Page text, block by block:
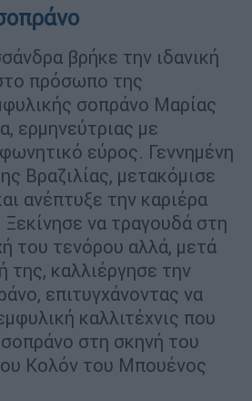
βρήκε την ιδανική
πρόσωπο της
σοπράνο Μαρίας
ερμηνεύτριας με
εύρος. Γεννημένη
Βραζιλίας, μετακόμισε
ανέπτυξε την καριέρα
να τραγουδά στη
του τενόρου αλλά, μετά
της, καλλιέργησε την
επιτυγχάνοντας να
καλλιτέχνις που
στη σκηνή του
Κολόν του Μπουένος